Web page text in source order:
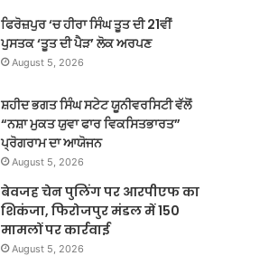
ਫਿਰੋਜ਼ਪੁਰ ‘ਚ ਹੀਰਾ ਸਿੰਘ ਤੂਤ ਦੀ 21ਵੀਂ
ਪੁਸਤਕ ‘ਤੂਤ ਦੀ ਪੈੜ’ ਲੋਕ ਅਰਪਣ
August 5, 2026
ਸ਼ਹੀਦ ਭਗਤ ਸਿੰਘ ਸਟੇਟ ਯੂਨੀਵਰਸਿਟੀ ਵੱਲੋਂ
“ਨਸ਼ਾ ਮੁਕਤ ਯੁਵਾ ਫਾਰ ਵਿਕਸਿਤਭਾਰਤ”
ਪ੍ਰੋਗਰਾਮ ਦਾ ਆਯੋਜਨ
August 5, 2026
बेवजह चेन पुलिंग पर आरपीएफ का
शिकंजा, फिरोजपुर मंडल में 150
मामलों पर कार्रवाई
August 5, 2026